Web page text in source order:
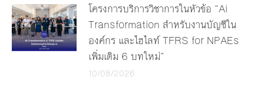
โครงการบริการวิชาการในหัวข้อ “Ai
Transformation สำหรับงานบัญชีใน
องค์กร และไฮไลท์ TFRS for NPAEs
เพิ่มเติม 6 บทใหม่”
10/08/2026